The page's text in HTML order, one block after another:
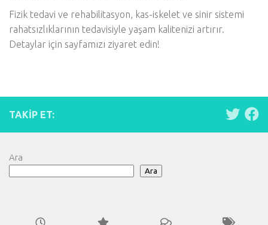
Fizik tedavi ve rehabilitasyon, kas-iskelet ve sinir sistemi
rahatsızlıklarının tedavisiyle yaşam kalitenizi artırır.
Detaylar için sayfamızı ziyaret edin!
TAKIP ET:
Ara
Ara